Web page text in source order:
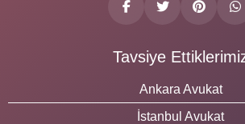
Tavsiye
Ankara Avukat
İstanbul Avukat